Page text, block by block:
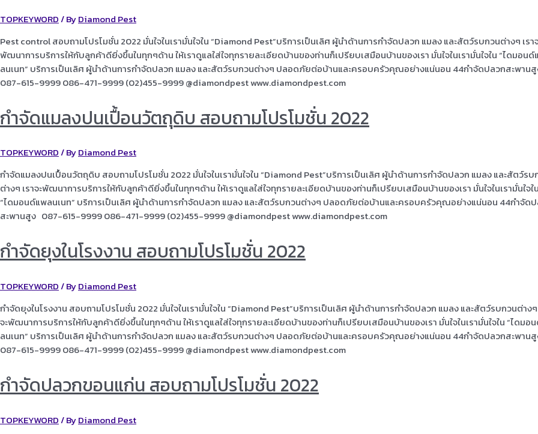
TOPKEYWORD/ ByDiamond Pest
Pest control สอบถามโปรโมชั่น 2022 มั่นใจในเรามั่นใจใน “Diamond Pest”บริการเป็นเลิศ ผู้นำด้านการกำจัดปลวก แมลง และสัตว์รบกวนต่างๆ เรา
พัฒนาการบริการให้กับลูกค้าดียิ่งขึ้นในทุกๆด้าน ให้เราดูแลใส่ใจทุกรายละเอียดบ้านของท่านก็เปรียบเสมือนบ้านของเรา มั่นใจในเรามั่นใจใน “ไดมอน
ลนเนท” บริการเป็นเลิศ ผู้นำด้านการกำจัดปลวก แมลง และสัตว์รบกวนต่างๆ ปลอดภัยต่อบ้านและครอบครัวคุณอย่างแน่นอน 44กำจัดปลวกสะพาน
087-615-9999 086-471-9999 (02)455-9999 @diamondpest www.diamondpest.com
กำจัดแมลงปนเปื้อนวัตถุดิบ สอบถามโปรโมชั่น 2022
TOPKEYWORD/ ByDiamond Pest
กำจัดแมลงปนเปื้อนวัตถุดิบ สอบถามโปรโมชั่น 2022 มั่นใจในเรามั่นใจใน “Diamond Pest”บริการเป็นเลิศ ผู้นำด้านการกำจัดปลวก แมลง และสัตว์รบ
ต่างๆ เราจะพัฒนาการบริการให้กับลูกค้าดียิ่งขึ้นในทุกๆด้าน ให้เราดูแลใส่ใจทุกรายละเอียดบ้านของท่านก็เปรียบเสมือนบ้านของเรา มั่นใจในเรามั่นใจใน
“ไดมอนด์แพลนเนท” บริการเป็นเลิศ ผู้นำด้านการกำจัดปลวก แมลง และสัตว์รบกวนต่างๆ ปลอดภัยต่อบ้านและครอบครัวคุณอย่างแน่นอน 44กำจัด
สะพานสูง 087-615-9999 086-471-9999 (02)455-9999 @diamondpest www.diamondpest.com
กำจัดยุงในโรงงาน สอบถามโปรโมชั่น 2022
TOPKEYWORD/ ByDiamond Pest
กำจัดยุงในโรงงาน สอบถามโปรโมชั่น 2022 มั่นใจในเรามั่นใจใน “Diamond Pest”บริการเป็นเลิศ ผู้นำด้านการกำจัดปลวก แมลง และสัตว์รบกวนต่างๆ
จะพัฒนาการบริการให้กับลูกค้าดียิ่งขึ้นในทุกๆด้าน ให้เราดูแลใส่ใจทุกรายละเอียดบ้านของท่านก็เปรียบเสมือนบ้านของเรา มั่นใจในเรามั่นใจใน “ไดมอ
ลนเนท” บริการเป็นเลิศ ผู้นำด้านการกำจัดปลวก แมลง และสัตว์รบกวนต่างๆ ปลอดภัยต่อบ้านและครอบครัวคุณอย่างแน่นอน 44กำจัดปลวกสะพาน
087-615-9999 086-471-9999 (02)455-9999 @diamondpest www.diamondpest.com
กำจัดปลวกขอนแก่น สอบถามโปรโมชั่น 2022
TOPKEYWORD/ ByDiamond Pest